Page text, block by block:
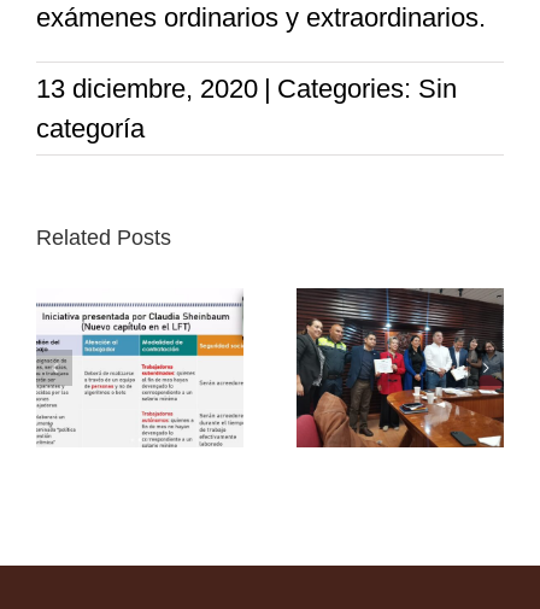
exámenes ordinarios y extraordinarios.
13 diciembre, 2020 | Categories: Sin
categoría
Related Posts